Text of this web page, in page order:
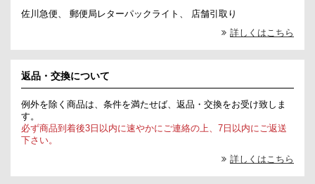
佐川急便、 郵便局レターパックライト、 店舗引取り
詳しくはこちら
返品・交換について
例外を除く商品は、条件を満たせば、返品・交換をお受け致しま
す。
必ず商品到着後3日以内に速やかにご連絡の上、7日以内にご返送
下さい。
詳しくはこちら